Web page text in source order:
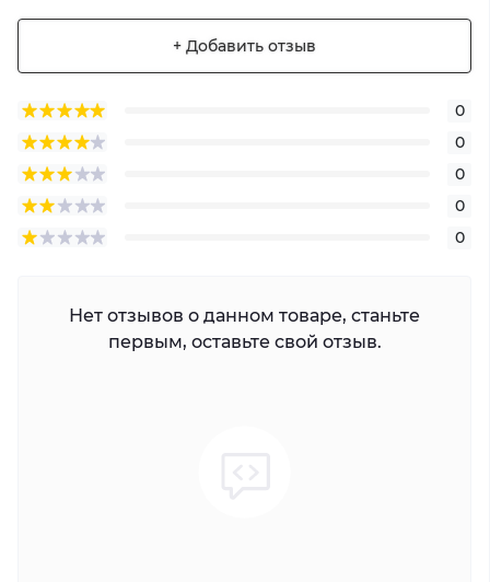
+ Добавить отзыв
0
0
0
0
0
Нет отзывов о данном товаре, станьте
первым, оставьте свой отзыв.